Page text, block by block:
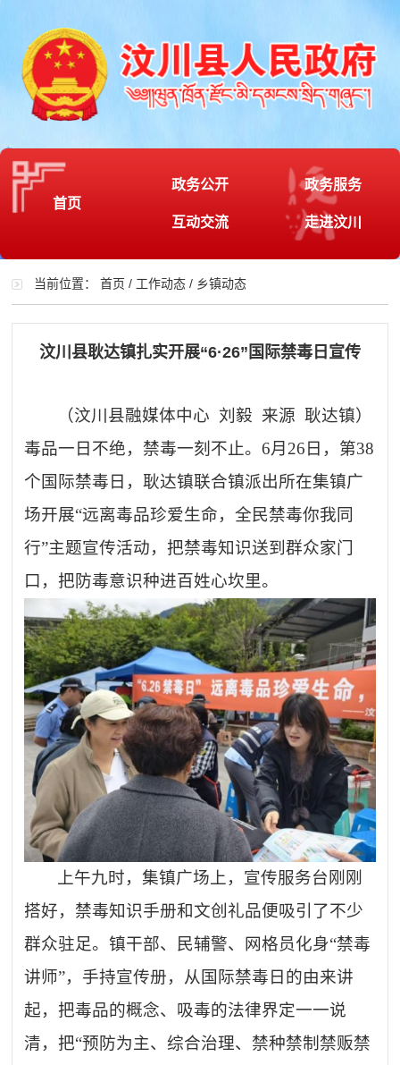
首页
政务公开 政务服务
互动交流 走进汶川
当前位置：首页 / 工作动态 / 乡镇动态
汶川县耿达镇扎实开展“6·26”国际禁毒日宣传
（汶川县融媒体中心 刘毅 来源 耿达镇）
毒品一日不绝，禁毒一刻不止。6月26日，第38
个国际禁毒日，耿达镇联合镇派出所在集镇广
场开展“远离毒品珍爱生命，全民禁毒你我同
行”主题宣传活动，把禁毒知识送到群众家门
口，把防毒意识种进百姓心坎里。
上午九时，集镇广场上，宣传服务台刚刚
搭好，禁毒知识手册和文创礼品便吸引了不少
群众驻足。镇干部、民辅警、网格员化身“禁毒
讲师”，手持宣传册，从国际禁毒日的由来讲
起，把毒品的概念、吸毒的法律界定一一说
清，把“预防为主、综合治理、禁种禁制禁贩禁